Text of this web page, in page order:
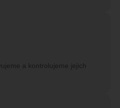
a kontrolujeme jejich